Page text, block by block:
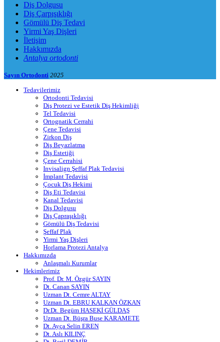
Diş Dolgusu
Diş Çarpışıklığı
Gömülü Diş Tedavi
Yirmi Yaş Dişleri
İletişim
Hakkımızda
Antalya ortodonti
Sayın Ortodonti 2025
Tedavilerimiz
Ortodonti Tedavisi
Diş Protezi ve Estetik Diş Hekimliği
Tel Tedavisi
Ortognatik Cerrahi
Çene Tedavisi
Zirkon Diş
Diş Beyazlatma
Diş Estetiği
Çene Cerrahisi
Invisalign Şeffaf Plak Tedavisi
İmplant Tedavisi
Çocuk Diş Hekimi
Diş Eti Tedavisi
Kanal Tedavisi
Diş Dolgusu
Diş Çapraşıklığı
Gömülü Diş Tedavisi
Şeffaf Plak
Yirmi Yaş Dişleri
Horlama Protezi Antalya
Hakkımızda
Anlaşmalı Kurumlar
Hekimlerimiz
Prof. Dr. M. Özgür SAYIN
Dt. Canan SAYIN
Uzman Dt. Cemre ALTAY
Uzman Dt. EBRU KALKAN ÖZKAN
Dr.Dt. Begüm HASEKİ GÜLDAŞ
Uzman Dt. Büşra Buse KARAMETE
Dt. Ayça Selin EREN
Dt. Aslı KILINÇ